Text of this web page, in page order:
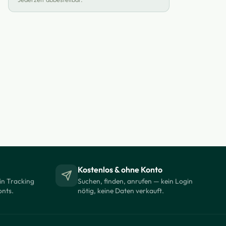
Tracking
Kostenlos & ohne Konto
Suchen, finden, anrufen — kein Login
nötig, keine Daten verkauft.